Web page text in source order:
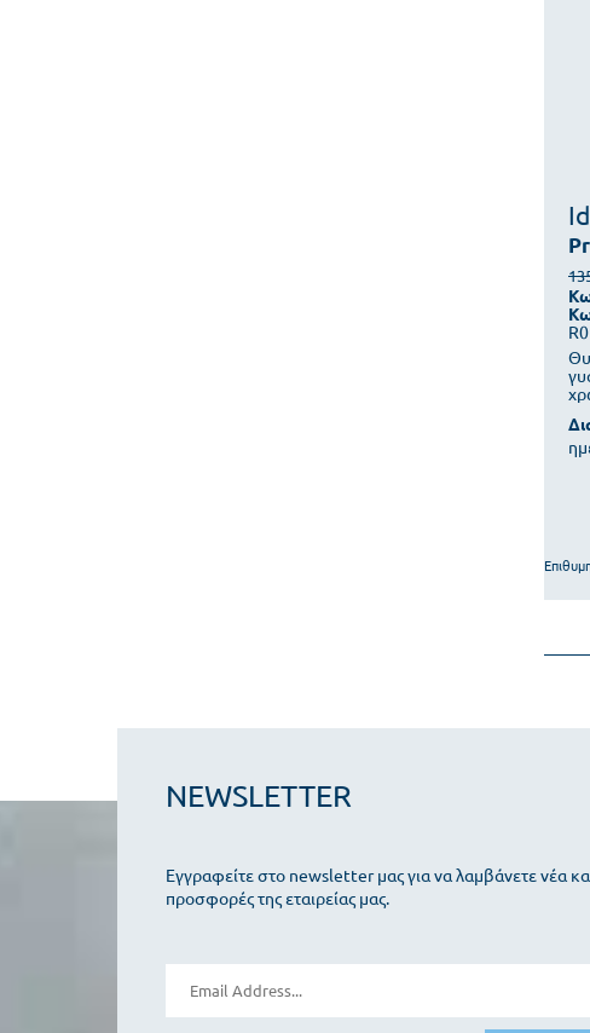
NEWSLETTER
Εγγραφείτε στο newsletter μας για να λαμβάνετε νέα
προσφορές της εταιρείας μας.